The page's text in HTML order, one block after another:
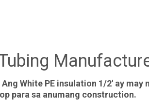
White PE insulation 1/2' ay may
para sa anumang construction.